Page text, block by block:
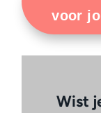
voor
Wist